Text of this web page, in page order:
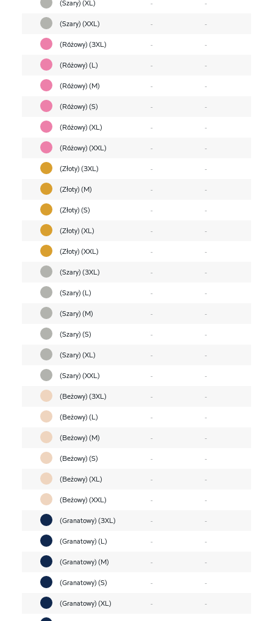
(Szary) (XL)
-
-
(Szary) (XXL)
-
-
(Różowy) (3XL)
-
-
(Różowy) (L)
-
-
(Różowy) (M)
-
-
(Różowy) (S)
-
-
(Różowy) (XL)
-
-
(Różowy) (XXL)
-
-
(Złoty) (3XL)
-
-
(Złoty) (M)
-
-
(Złoty) (S)
-
-
(Złoty) (XL)
-
-
(Złoty) (XXL)
-
-
(Szary) (3XL)
-
-
(Szary) (L)
-
-
(Szary) (M)
-
-
(Szary) (S)
-
-
(Szary) (XL)
-
-
(Szary) (XXL)
-
-
(Beżowy) (3XL)
-
-
(Beżowy) (L)
-
-
(Beżowy) (M)
-
-
(Beżowy) (S)
-
-
(Beżowy) (XL)
-
-
(Beżowy) (XXL)
-
-
(Granatowy) (3XL)
-
-
(Granatowy) (L)
-
-
(Granatowy) (M)
-
-
(Granatowy) (S)
-
-
(Granatowy) (XL)
-
-